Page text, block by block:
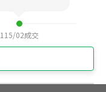
115/02成交